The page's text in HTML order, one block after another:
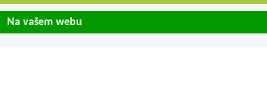
Na vašem webu